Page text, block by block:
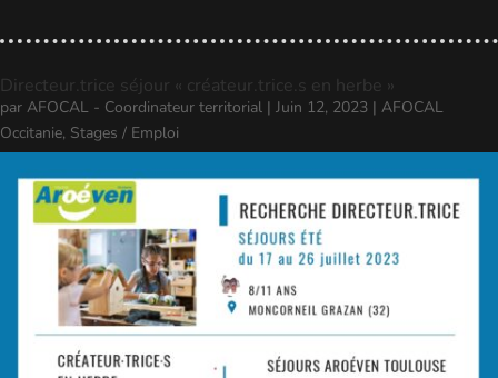
Directeur.trice séjour « créateur.trice.s en herbe »
par AFOCAL - Coordinateur territorial | Juin 12, 2023 | AFOCAL
Occitanie, Stages / Emploi